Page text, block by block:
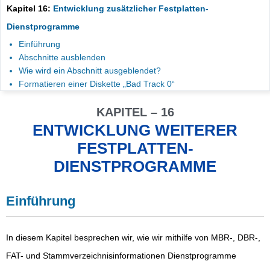
Kapitel 16: Entwicklung zusätzlicher Festplatten-
Dienstprogramme
Einführung
Abschnitte ausblenden
Wie wird ein Abschnitt ausgeblendet?
Formatieren einer Diskette „Bad Track 0“
KAPITEL – 16
ENTWICKLUNG WEITERER
FESTPLATTEN-
DIENSTPROGRAMME
Einführung
In diesem Kapitel besprechen wir, wie wir mithilfe von MBR-, DBR-,
FAT- und Stammverzeichnisinformationen Dienstprogramme